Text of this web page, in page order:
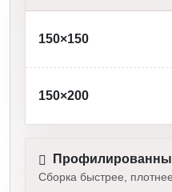
150×150
150×200
Сборка быстрее,